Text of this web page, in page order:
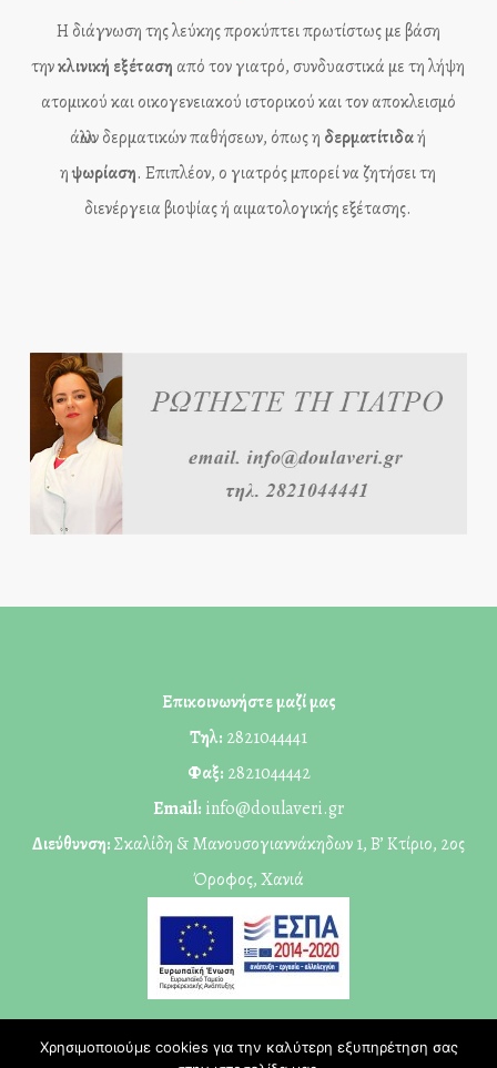
Η διάγνωση της λεύκης προκύπτει πρωτίστως με βάση
τηνκλινική εξέταση από τον γιατρό, συνδυαστικά με τη λήψη
ατομικού και οικογενειακού ιστορικού και τον αποκλεισμό
άλλων δερματικών παθήσεων, όπως η δερματίτιδαή
ηψωρίαση. Επιπλέον, ο γιατρός μπορεί να ζητήσει τη
διενέργεια βιοψίας ή αιματολογικής εξέτασης.
Επικοινωνήστε μαζί μας
Τηλ: 2821044441
Φαξ: 2821044442
Email: info@doulaveri.gr
Διεύθυνση:Σκαλίδη & Μανουσογιαννάκηδων 1, Β’ Κτίριο, 2ος
Όροφος, Χανιά
Χρησιμοποιούμε cookies για την καλύτερη εξυπηρέτηση σας